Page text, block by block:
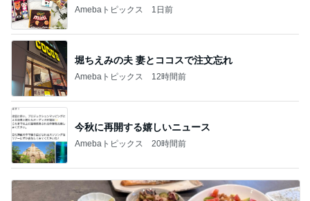
Amebaトピックス 1日前
堀ちえみの夫 妻とココスで注文忘れ
Amebaトピックス 12時間前
今秋に再開する嬉しいニュース
Amebaトピックス 20時間前